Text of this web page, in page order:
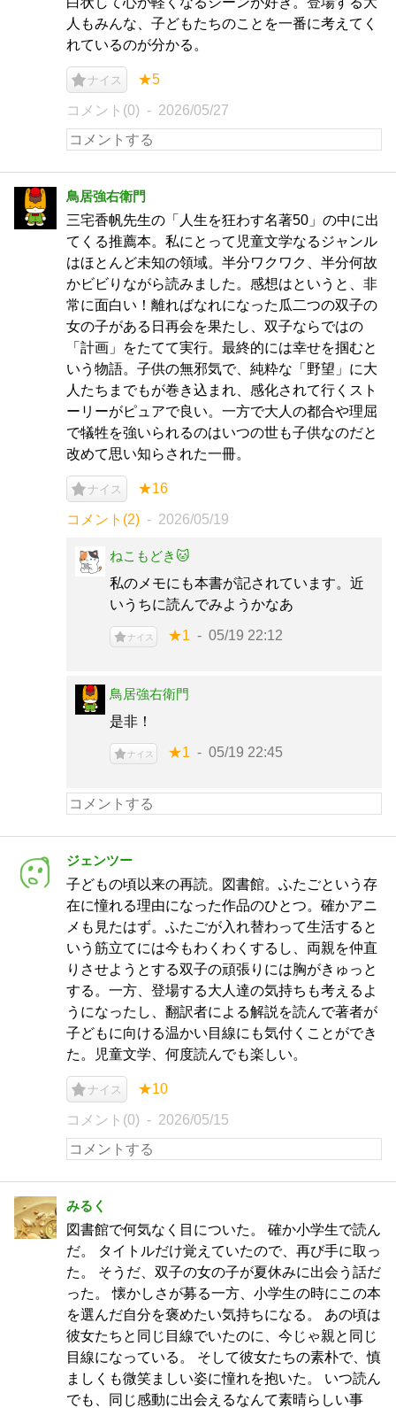
人もみんな、子どもたちのことを一番に考えてく
れているのが分かる。
ナイス ★5
コメント(0) 2026/05/27
鳥居強右衛門
三宅香帆先生の「人生を狂わす名著50」の中に出
てくる推薦本。私にとって児童文学なるジャンル
はほとんど未知の領域。半分ワクワク、半分何故
かビビりながら読みました。感想はというと、非
常に面白い！離ればなれになった瓜二つの双子の
女の子がある日再会を果たし、双子ならではの
「計画」をたてて実行。最終的には幸せを掴むと
いう物語。子供の無邪気で、純粋な「野望」に大
人たちまでもが巻き込まれ、感化されて行くスト
ーリーがピュアで良い。一方で大人の都合や理屈
で犠牲を強いられるのはいつの世も子供なのだと
改めて思い知らされた一冊。
ナイス ★16
コメント(2) 2026/05/19
ねこもどき🐱
私のメモにも本書が記されています。近
いうちに読んでみようかなあ
ナイス ★1 05/19 22:12
鳥居強右衛門
是非！
ナイス ★1 05/19 22:45
ジェンツー
子どもの頃以来の再読。図書館。ふたごという存
在に憧れる理由になった作品のひとつ。確かアニ
メも見たはず。ふたごが入れ替わって生活すると
いう筋立てには今もわくわくするし、両親を仲直
りさせようとする双子の頑張りには胸がきゅっと
する。一方、登場する大人達の気持ちも考えるよ
うになったし、翻訳者による解説を読んで著者が
子どもに向ける温かい目線にも気付くことができ
た。児童文学、何度読んでも楽しい。
ナイス ★10
コメント(0) 2026/05/15
みるく
図書館で何気なく目についた。 確か小学生で読ん
だ。 タイトルだけ覚えていたので、再び手に取っ
た。 そうだ、双子の女の子が夏休みに出会う話だ
った。 懐かしさが募る一方、小学生の時にこの本
を選んだ自分を褒めたい気持ちになる。 あの頃は
彼女たちと同じ目線でいたのに、今じゃ親と同じ
目線になっている。 そして彼女たちの素朴で、慎
ましくも微笑ましい姿に憧れを抱いた。 いつ読ん
でも、同じ感動に出会えるなんて素晴らしい事